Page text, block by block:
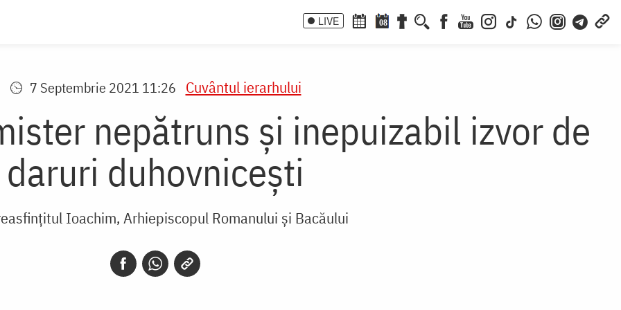
LIVE 08
7 Septembrie 2021 11:26 Cuvântul ierarhului
nepătruns și inepuizabil izvor de
daruri duhovnicești
Ioachim, Arhiepiscopul Romanului și Bacăului